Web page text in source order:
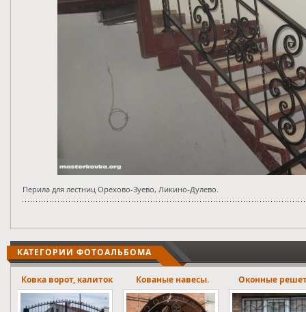
Перила для лестниц Орехово-Зуево, Ликино-Дулево.
КАТЕГОРИИ ФОТОАЛЬБОМА
Кованые навесы. Оконные решетки